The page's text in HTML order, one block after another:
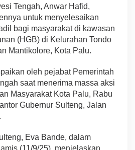
Tengah, Anwar Hafid,
untuk menyelesaikan
bagi masyarakat di kawasan
(HGB) di Kelurahan Tondo
Mantikolore, Kota Palu.
oleh pejabat Pemerintah
saat menerima massa aksi
Masyarakat Kota Palu, Rabu
Gubernur Sulteng, Jalan
Eva Bande, dalam
(11/9/25), menjelaskan